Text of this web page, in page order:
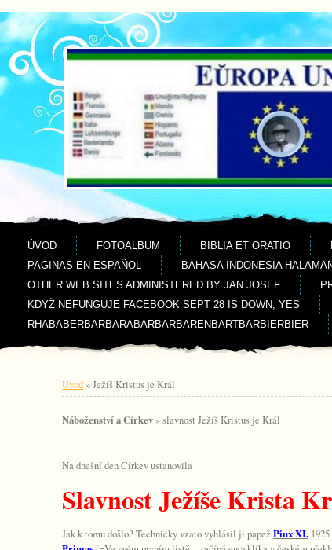
Jdi na obsah
Jdi na menu
ÚVOD FOTOALBUM BIBLIA ET ORATIO
PAGINAS EN ESPAÑOL
BAHASA INDONESIA
OTHER WEB SITES ADMINISTERED BY JAN JOSEF
KDYŽ NEFUNGUJE FACEBOOK SEPT 28 IS DOWN, YES
RHABABERBARBARABARBARBARENBARTBARBIERBIER
Úvod»Ježíš Kristus je Král
Náboženství a Církev» slavnost Ježíš Kristus je Král
Na dnešní den Církev ustanovila
Slavnost Ježíše Krista
Jak k tomu došlo? Technicky vzato vyhlásil ji papežPiux XI.